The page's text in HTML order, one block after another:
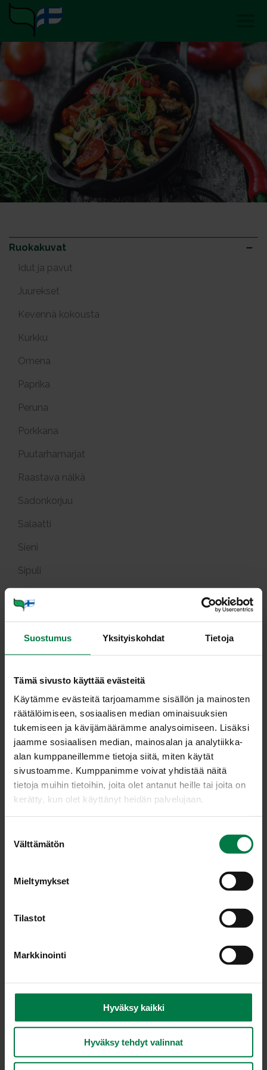
Suostumus Yksityiskohdat Tietoja
Tämä sivusto käyttää evästeitä
Käytämme evästeitä tarjoamamme sisällön ja mainosten
räätälöimiseen, sosiaalisen median ominaisuuksien
tukemiseen ja kävijämäärämme analysoimiseen. Lisäksi
jaamme sosiaalisen median, mainosalan ja analytiikka-
alan kumppaneillemme tietoja siitä, miten käytät
sivustoamme. Kumppanimme voivat yhdistää näitä
tietoja muihin tietoihin, joita olet antanut heille tai joita on
kerätty, kun olet käyttänyt heidän palvelujaan.
Välttämätön
Mieltymykset
Tilastot
Markkinointi
Hyväksy kaikki
Hyväksy tehdyt valinnat
Ruokakuvat
Idut ja pavut
Juurekset
Kevennä kokousta
Kurkku
Omena
Paprika
Peruna
Porkkana
Puutarhamarjat
Raastava nälkä
Sadonkorjuu
Salaatti
Sieni
Sipuli
Varhaisperuna ja -vihannes
Viljely ja tuotanto
Broi­le­ri­var­taat uu­nis­sa